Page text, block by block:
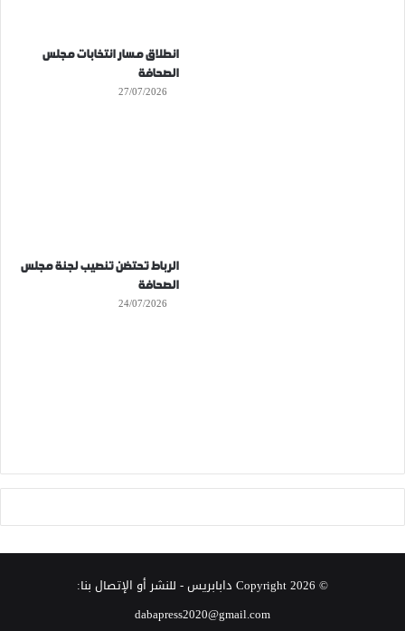
انطلاق مسار انتخابات مجلس
الصحافة
27/07/2026
الرباط تحتضن تنصيب لجنة مجلس
الصحافة
24/07/2026
© Copyright 2026 دابابريس- للنشر أو الإتصال بنا:
dabapress2020@gmail.com